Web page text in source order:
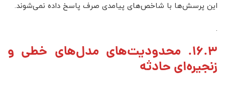
این پرسش‌ها با شاخص‌های پیامدی صرف پاسخ داده نمی‌شوند.
.
16.3. محدودیت‌های مدل‌های خطی و
زنجیره‌ای حادثه